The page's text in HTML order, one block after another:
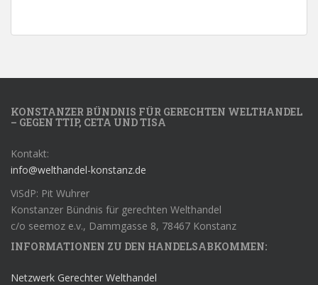
KONSTANZER BÜNDNIS FÜR GERECHTEN WELTHANDEL
– GEGEN TTIP, CETA UND TISA
Kontakt:
info@welthandel-konstanz.de
ViSdP: Pit Wuhrer
Konstanzer Bündnis für gerechten Welthandel
c/o seemoz e.v., Dammgasse 8, 78467 Konstanz
INFORMATIONEN ZU DEN HANDELSABKOMMEN:
Netzwerk Gerechter Welthandel